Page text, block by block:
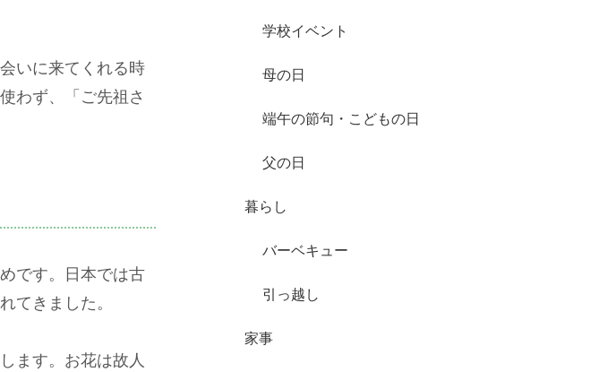
いに来てくれる時
わず、「ご先祖さ
です。日本では古
てきました。
ます。お花は故人
学校イベント
母の日
端午の節句・こどもの日
父の日
暮らし
バーベキュー
引っ越し
家事